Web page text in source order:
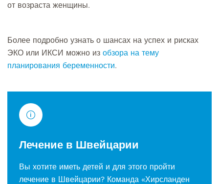
от возраста женщины.
Более подробно узнать о шансах на успех и рисках
ЭКО или ИКСИ можно из обзора на тему
планирования беременности.
Лечение в Швейцарии
Вы хотите иметь детей и для этого пройти
лечение в Швейцарии? Команда «Хирсланден